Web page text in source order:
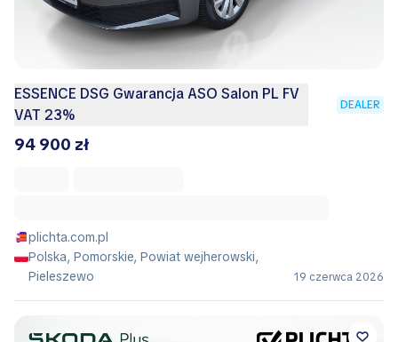
ESSENCE DSG Gwarancja ASO Salon PL FV
VAT 23%
DEALER
94 900 zł
plichta.com.pl
Polska, Pomorskie, Powiat wejherowski,
Pieleszewo
19 czerwca 2026